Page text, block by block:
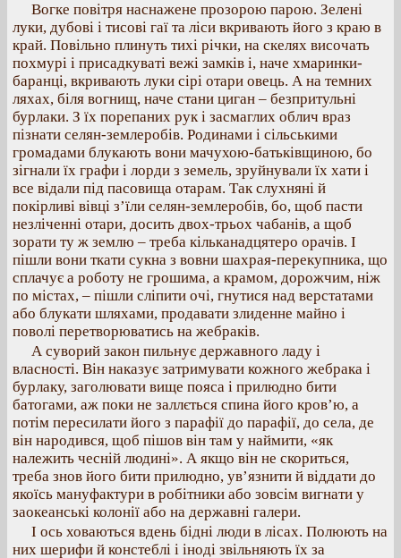
Вогке повітря наснажене прозорою парою. Зелені
луки, дубові і тисові гаї та ліси вкривають його з краю в
край. Повільно плинуть тихі річки, на скелях височать
похмурі і присадкуваті вежі замків і, наче хмаринки-
баранці, вкривають луки сірі отари овець. А на темних
ляхах, біля вогнищ, наче стани циган – безпритульні
бурлаки. З їх порепаних рук і засмаглих облич враз
пізнати селян-землеробів. Родинами і сільськими
громадами блукають вони мачухою-батьківщиною, бо
зігнали їх графи і лорди з земель, зруйнували їх хати і
все відали під пасовища отарам. Так слухняні й
покірливі вівці з’їли селян-землеробів, бо, щоб пасти
незліченні отари, досить двох-трьох чабанів, а щоб
зорати ту ж землю – треба кільканадцятеро орачів. І
пішли вони ткати сукна з вовни шахрая-перекупника, що
сплачує а роботу не грошима, а крамом, дорожчим, ніж
по містах, – пішли сліпити очі, гнутися над верстатами
або блукати шляхами, продавати злиденне майно і
поволі перетворюватись на жебраків.
А суворий закон пильнує державного ладу і
власності. Він наказує затримувати кожного жебрака і
бурлаку, заголювати вище пояса і прилюдно бити
батогами, аж поки не заллється спина його кров’ю, а
потім пересилати його з парафії до парафії, до села, де
він народився, щоб пішов він там у наймити, «як
належить чесній людині». А якщо він не скориться,
треба знов його бити прилюдно, ув’язнити й віддати до
якоїсь мануфактури в робітники або зовсім вигнати у
заокеанські колонії або на державні галери.
І ось ховаються вдень бідні люди в лісах. Полюють на
них шерифи й констеблі і іноді звільняють їх за